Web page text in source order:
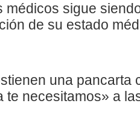
médicos sigue
de su estado
una pancarta
te necesitamos» a